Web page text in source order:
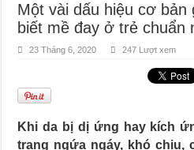
Một vài dấu hiệu cơ bản
biết mề đay ở trẻ chuẩn
23 Tháng 6, 2020 247 Lượt xem
Khi da bị dị ứng hay kích
trạng ngứa ngáy, khó chịu,